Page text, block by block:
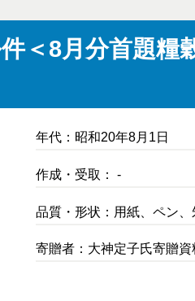
＜8月分首題糧
年代：昭和20年8月1日
作成・受取： -
品質・形状：用紙、ペン
寄贈者：大神定子氏寄贈資